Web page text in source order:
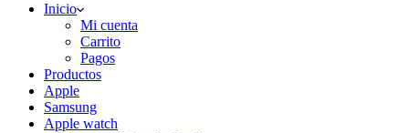
Inicio
Mi cuenta
Carrito
Pagos
Productos
Apple
Samsung
Apple watch